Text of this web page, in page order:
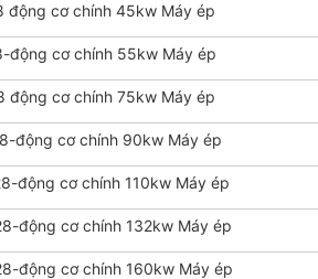
động cơ chính 45kw Máy ép
động cơ chính 55kw Máy ép
động cơ chính 75kw Máy ép
động cơ chính 90kw Máy ép
động cơ chính 110kw Máy ép
động cơ chính 132kw Máy ép
động cơ chính 160kw Máy ép